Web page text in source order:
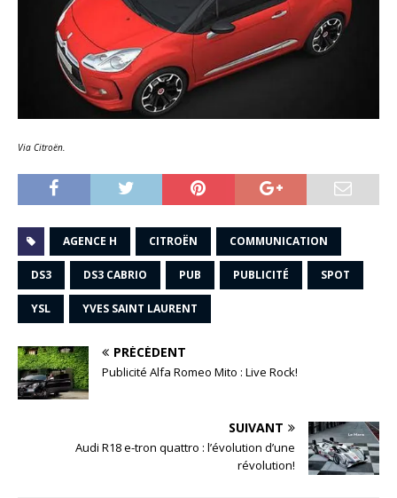
Via Citroën.
AGENCE H CITROËN COMMUNICATION
DS3 DS3 CABRIO PUB PUBLICITÉ SPOT
YSL YVES SAINT LAURENT
PRÉCÉDENT
Publicité Alfa Romeo Mito : Live Rock!
SUIVANT
Audi R18 e-tron quattro : l’évolution d’une
révolution!